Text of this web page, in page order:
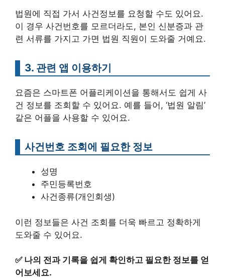
법원에 직접 가서 사건정보를 요청할 수도 있어요.
이 경우 사건번호를 모르더라도, 본인 신분증과 관
련 서류를 가지고 가면 법원 직원이 도와줄 거예요.
3. 관련 앱 이용하기
요즘은 스마트폰 어플리케이션을 통해서도 쉽게 사
건 정보를 조회할 수 있어요. 예를 들어, ‘법원 알림’
같은 어플을 사용할 수 있어요.
사건번호 조회에 필요한 정보
성명
주민등록번호
사건종류(개인회생)
이런 정보들은 사건 조회를 더욱 빠르고 정확하게
도와줄 수 있어요.
✅ 나의 전과 기록을 쉽게 확인하고 필요한 정보를 얻
어보세요.